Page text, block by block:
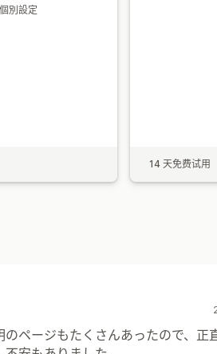
別設定
14 天免费试用
ページもたくさんあったので、正